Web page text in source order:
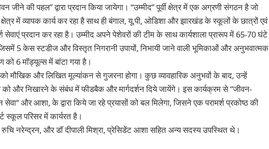
जीने की पहल” द्वारा प्रदान किया जायेगा। “उम्मीद” पूर्वी क्षेत्र में एक अग्रणी संगठन है जो
क्षेत्र में व्यापक कार्य कर रहा है साथ ही बंगाल, यू.पी, ओडिशा और झारखंड के स्कूलों के छात्रों एवं
सेवाएं प्रदान कर रहा है। उम्मीद अपने पेशेवरों की टीम के साथ कार्यशाला प्रारूप में 65-70 घंटे
5 केस स्टडीज और विस्तृत निगरानी उपायों, निभायी जाने वाली भूमिकाओं और अनुभवात्मक
को 6 माॅड्यूल्स में बांटा गया है।
मौखिक और लिखित मूल्यांकन से गुजरना होगा। कुछ व्यावहारिक अनुभवों के बाद, उन्हें
को और निखारने के संबंध में फीडबैक और मार्गदर्शन दिये जायेंगे। इस कार्यक्रम से “जीवन-
और आशा, के द्वारा किये जा रहे प्रयासों को बल मिलेगा, जिसने एक परामर्श प्रकोष्ठ की
स्कूल परिसर में कार्यरत है।
रुचि नरेन्द्रन, और डाॅ दीपाली मिश्रा, प्रेसिडेंट आशा सहित अन्य सदस्य उपस्थित थे।